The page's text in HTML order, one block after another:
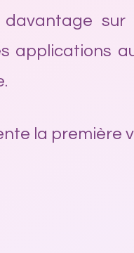
davantage
applications
la première